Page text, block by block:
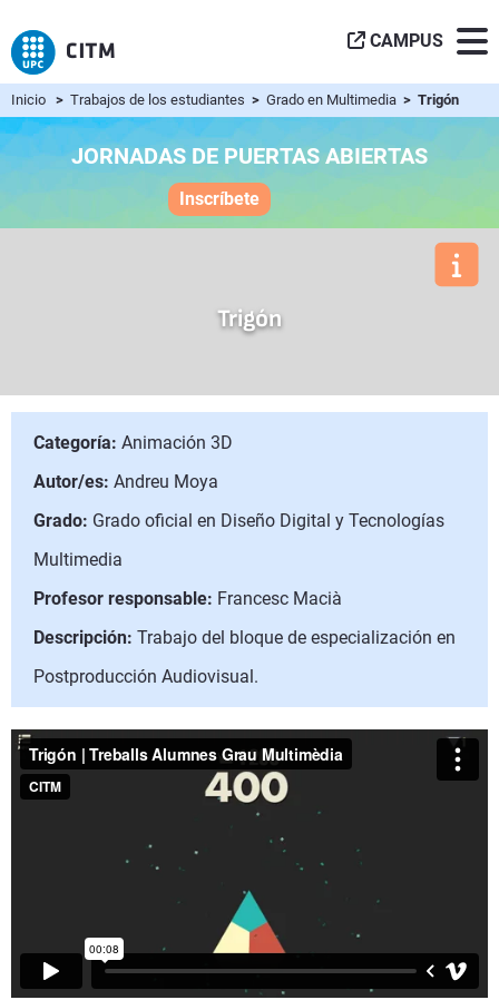
CAMPUS
Inicio > Trabajos de los estudiantes > Grado en Multimedia > Trigón
JORNADAS DE PUERTAS ABIERTAS
Inscríbete
Trigón
Categoría: Animación 3D
Autor/es: Andreu Moya
Grado: Grado oficial en Diseño Digital y Tecnologías
Multimedia
Profesor responsable: Francesc Macià
Descripción: Trabajo del bloque de especialización en
Postproducción Audiovisual.